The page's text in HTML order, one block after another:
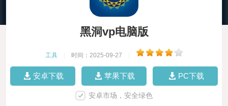
黑洞vp电脑版
工具 时间：2025-09-27
安卓下载 苹果下载 PC下载
安卓市场，安全绿色